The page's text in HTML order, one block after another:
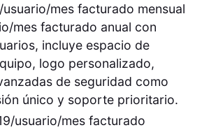
usuario/mes facturado mensual
mes facturado anual con
incluye espacio de
logo personalizado,
de seguridad como
único y soporte prioritario.
usuario/mes facturado